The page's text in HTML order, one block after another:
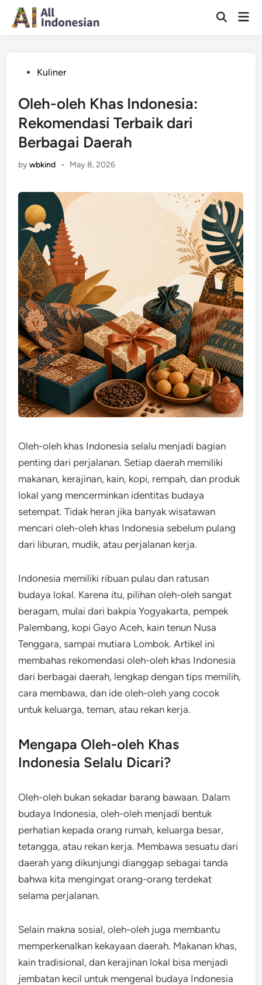
Skip
Open
PostedKuliner
Oleh-oleh Khas Indonesia:
Rekomendasi Terbaik dari
Berbagai Daerah
bywbkind • May 8, 2026
Oleh-oleh khas Indonesia selalu menjadi bagian
penting dari perjalanan. Setiap daerah memiliki
makanan, kerajinan, kain, kopi, rempah, dan produk
lokal yang mencerminkan identitas budaya
setempat. Tidak heran jika banyak wisatawan
mencari oleh-oleh khas Indonesia sebelum pulang
dari liburan, mudik, atau perjalanan kerja.
Indonesia memiliki ribuan pulau dan ratusan
budaya lokal. Karena itu, pilihan oleh-oleh sangat
beragam, mulai dari bakpia Yogyakarta, pempek
Palembang, kopi Gayo Aceh, kain tenun Nusa
Tenggara, sampai mutiara Lombok. Artikel ini
membahas rekomendasi oleh-oleh khas Indonesia
dari berbagai daerah, lengkap dengan tips memilih,
cara membawa, dan ide oleh-oleh yang cocok
untuk keluarga, teman, atau rekan kerja.
Mengapa Oleh-oleh Khas
Indonesia Selalu Dicari?
Oleh-oleh bukan sekadar barang bawaan. Dalam
budaya Indonesia, oleh-oleh menjadi bentuk
perhatian kepada orang rumah, keluarga besar,
tetangga, atau rekan kerja. Membawa sesuatu dari
daerah yang dikunjungi dianggap sebagai tanda
bahwa kita mengingat orang-orang terdekat
selama perjalanan.
Selain makna sosial, oleh-oleh juga membantu
memperkenalkan kekayaan daerah. Makanan khas,
kain tradisional, dan kerajinan lokal bisa menjadi
jembatan kecil untuk mengenal budaya Indonesia